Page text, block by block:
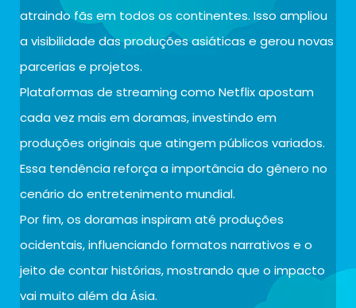
atraindo fãs em todos os continentes. Isso ampliou
a visibilidade das produções asiáticas e gerou novas
parcerias e projetos.
Plataformas de streaming como Netflix apostam
cada vez mais em doramas, investindo em
produções originais que atingem públicos variados.
Essa tendência reforça a importância do gênero no
cenário do entretenimento mundial.
Por fim, os doramas inspiram até produções
ocidentais, influenciando formatos narrativos e o
jeito de contar histórias, mostrando que o impacto
vai muito além da Ásia.